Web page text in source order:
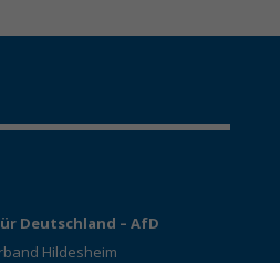
Deutschland – AfD
Hildesheim